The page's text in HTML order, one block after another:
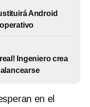
Android
Ingeniero crea
en el